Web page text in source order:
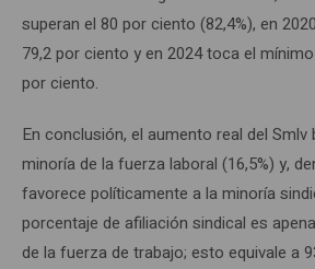
superan el 80 por ciento (82,4%), en
79,2 por ciento y en 2024 toca el
por ciento.
En conclusión, el aumento real del Smlv
minoría de la fuerza laboral (16,5%) y,
favorece políticamente a la minoría
porcentaje de afiliación sindical es
de la fuerza de trabajo; esto equivale a